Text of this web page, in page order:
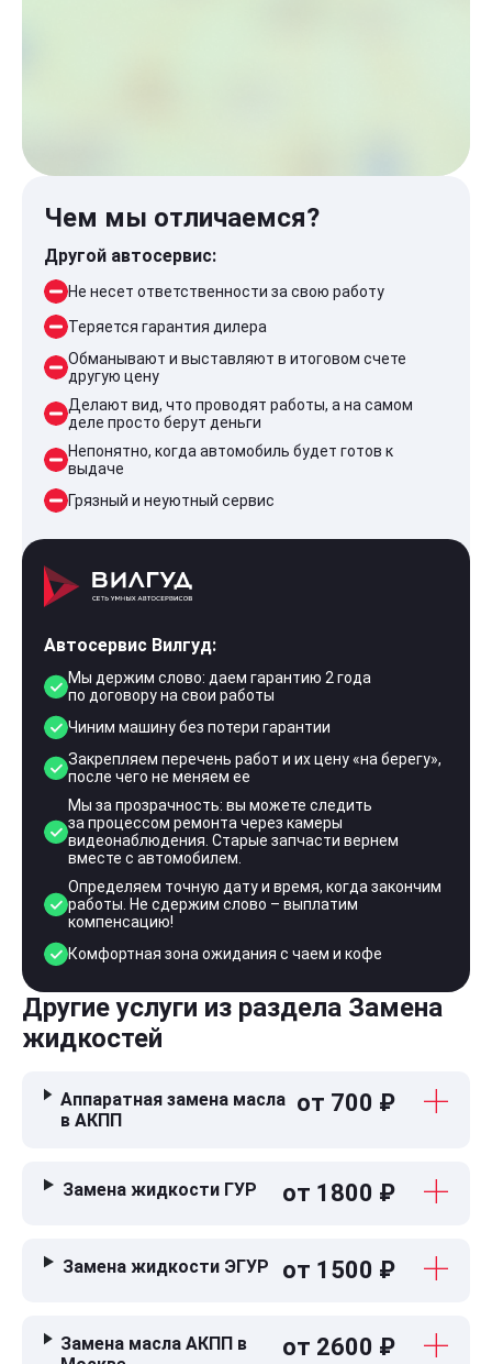
Чем мы отличаемся?
Другой автосервис:
Не несет ответственности за свою работу
Теряется гарантия дилера
Обманывают и выставляют в итоговом счете
другую цену
Делают вид, что проводят работы, а на самом
деле просто берут деньги
Непонятно, когда автомобиль будет готов к
выдаче
Грязный и неуютный сервис
Автосервис Вилгуд:
Мы держим слово: даем гарантию 2 года
по договору на свои работы
Чиним машину без потери гарантии
Закрепляем перечень работ и их цену «на берегу»,
после чего не меняем ее
Мы за прозрачность: вы можете следить
за процессом ремонта через камеры
видеонаблюдения. Старые запчасти вернем
вместе с автомобилем.
Определяем точную дату и время, когда закончим
работы. Не сдержим слово – выплатим
компенсацию!
Комфортная зона ожидания с чаем и кофе
Другие услуги из раздела Замена
жидкостей
Аппаратная замена масла
в АКПП
от 700 ₽
Замена жидкости ГУР от 1800 ₽
Замена жидкости ЭГУР от 1500 ₽
Замена масла АКПП в
от 2600 ₽